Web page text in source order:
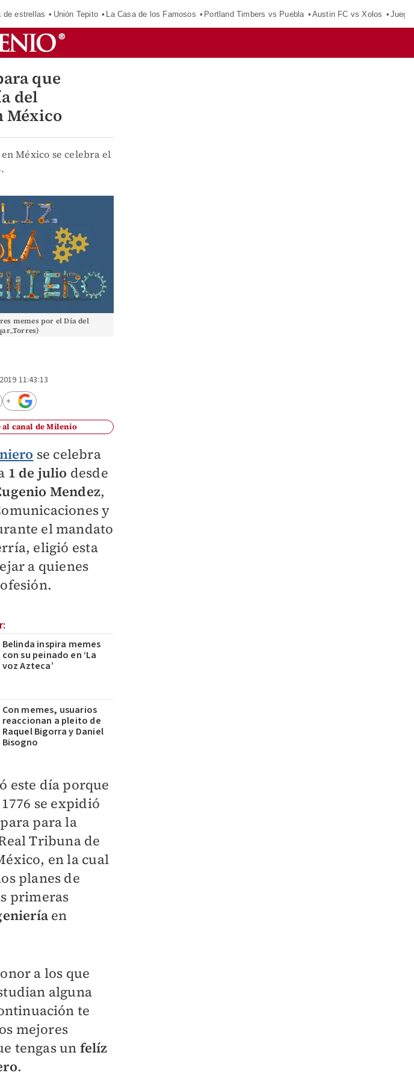
de estrellas Unión Tepito La Casa de los Famosos Portland Timbers vs Puebla Austin FC vs Xolos
que
del
México
México se celebra el
memes por el Día del
11:43:13
al canal de Milenio
se celebra
1 de julio desde
Mendez,
y
el mandato
eligió esta
a quienes
Belinda inspira memes
con su peinado en ‘La
voz Azteca’
Con memes, usuarios
reaccionan a pleito de
Raquel Bigorra y Daniel
Bisogno
este día porque
se expidió
para la
Tribuna de
en la cual
planes de
primeras
en
a los que
alguna
te
mejores
tengas unfelíz
.